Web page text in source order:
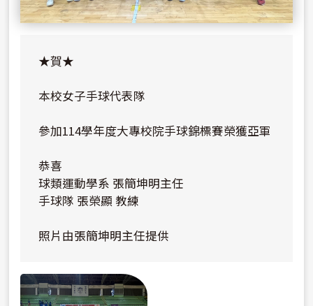
★賀★
本校女子手球代表隊
參加114學年度大專校院手球錦標賽榮獲亞軍
恭喜
球類運動學系 張簡坤明主任
手球隊 張榮顯 教練
照片由張簡坤明主任提供